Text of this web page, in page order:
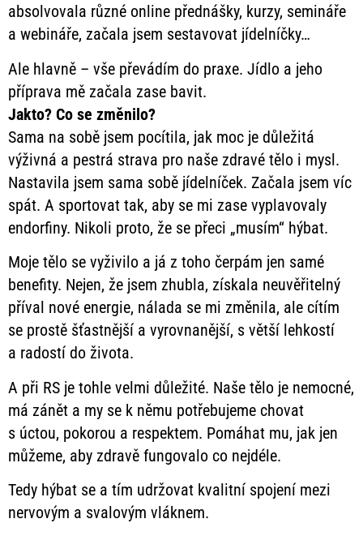
absolvovala různé online přednášky, kurzy, semináře
a webináře, začala jsem sestavovat jídelníčky…
Ale hlavně – vše převádím do praxe. Jídlo a jeho
příprava mě začala zase bavit.
Jakto? Co se změnilo?
Sama na sobě jsem pocítila, jak moc je důležitá
výživná a pestrá strava pro naše zdravé tělo i mysl.
Nastavila jsem sama sobě jídelníček. Začala jsem víc
spát. A sportovat tak, aby se mi zase vyplavovaly
endorfiny. Nikoli proto, že se přeci „musím“ hýbat.
Moje tělo se vyživilo a já z toho čerpám jen samé
benefity. Nejen, že jsem zhubla, získala neuvěřitelný
příval nové energie, nálada se mi změnila, ale cítím
se prostě šťastnější a vyrovnanější, s větší lehkostí
a radostí do života.
A při RS je tohle velmi důležité. Naše tělo je nemocné,
má zánět a my se k němu potřebujeme chovat
s úctou, pokorou a respektem. Pomáhat mu, jak jen
můžeme, aby zdravě fungovalo co nejdéle.
Tedy hýbat se a tím udržovat kvalitní spojení mezi
nervovým a svalovým vláknem.